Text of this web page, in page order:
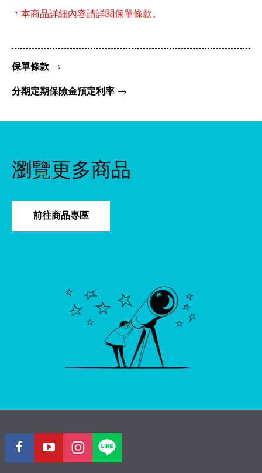
＊本商品詳細內容請詳閱保單條款。
保單條款
分期定期保險金預定利率
瀏覽更多商品
前往商品專區